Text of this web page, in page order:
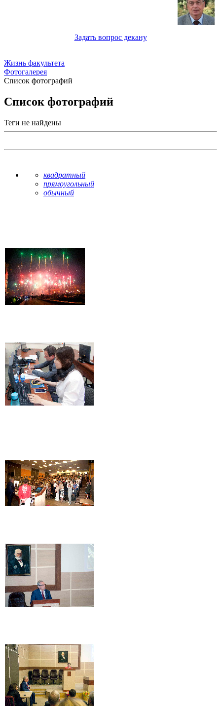
Задать вопрос декану
Жизнь факультета
Фотогалерея
Список фотографий
Список фотографий
Теги не найдены
квадратный
прямоугольный
обычный